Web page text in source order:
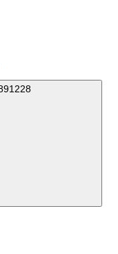
+7 (959) 1891228